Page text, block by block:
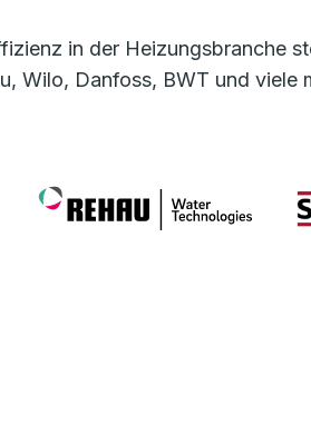
in der Heizungsbranche
Wilo, Danfoss, BWT und viele